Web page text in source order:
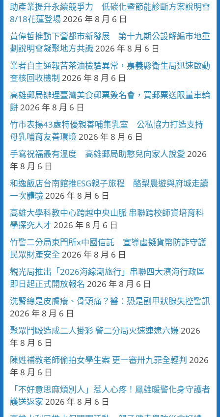
助產業提升永續競爭力 低碳化暨節能診斷方案說明會
8/18花蓮登場 2026 年 8 月 6 日
黃偉哲推動下營都市新發展 第十九期公設解編市地重
劃說明會凝聚地方共識 2026 年 8 月 6 日
業者自主通報苦茶油檢驗異常，嘉義縣衛生局迅速啟動
查核回收機制 2026 年 8 月 6 日
高雄郵局辦理臺灣美食郵票簽名會，買郵票送限量車輪
餅 2026 年 8 月 6 日
竹市表揚43處特優親善哺集乳室 公私協力打造支持
母乳哺育友善環境 2026 年 8 月 6 日
手寫祝福最有溫度 高雄郵局助憨兒向家人說愛 2026
年 8 月 6 日
和逸飯店台南館推ESG親子旅程 酪梨農遊與府城走讀
一次體驗 2026 年 8 月 6 日
高雄大學科教中心跨越中央山脈 串聯跨校師資培育科
學探究人才 2026 年 8 月 6 日
竹警二分局東門所x中國信託 宣導虛擬貨幣防詐守護
民眾財產安全 2026 年 8 月 6 日
觀光局推出「2026海線潮旅行」串聯四大濱海行政區
即日起正式開放報名 2026 年 8 月 6 日
洗腎總是皮膚癢、骨頭痛？醫：恐是副甲狀腺失控警訊
2026 年 8 月 6 日
聚眾鬥毆造成二人掛彩 警二分局火速連逮六嫌 2026
年 8 月 6 日
陳姓補教老師偷拍女學生案 更一審卅九罪全輕判 2026
年 8 月 6 日
「不好意思麻煩別人」惹人心疼！鳳雄暖警化身守護者
護送返家 2026 年 8 月 6 日